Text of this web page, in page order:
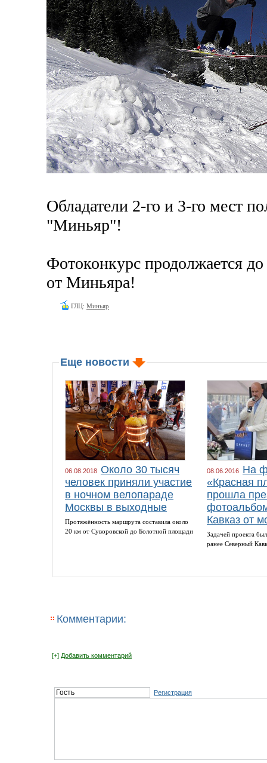
Обладатели 2-го и 3-го мест
"Миньяр"!
Фотоконкурс продолжается
от Миньяра!
ГЛЦ: Миньяр
Еще новости
06.08.2018 Около 30 тысяч
человек приняли участие
в ночном велопараде
Москвы в выходные
Протяжённость маршрута составила около
20 км от Суворовской до Болотной площади
08.06.2016 На
«Красная
прошла
Кавказ от
Задачей проекта
ранее Северный
Комментарии:
[+] Добавить комментарий
Регистрация